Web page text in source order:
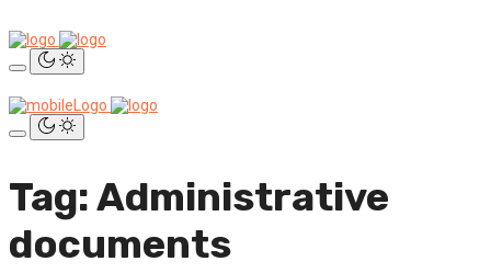
Tag: Administrative
documents